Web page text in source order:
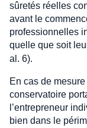
sûretés réelles
avant le
professionnelles
quelle que soit
al. 6).
En cas de
conservatoire
l’entrepreneur
bien dans le